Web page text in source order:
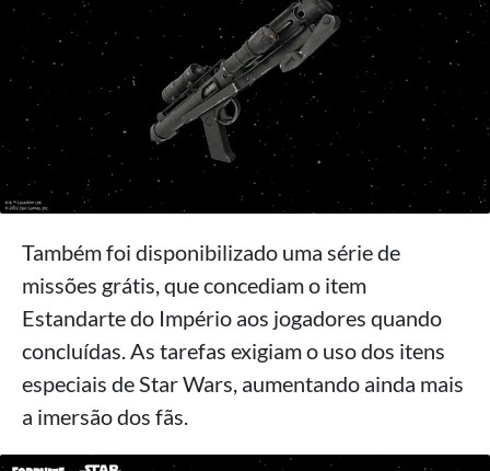
Também foi disponibilizado uma série de
missões grátis, que concediam o item
Estandarte do Império aos jogadores quando
concluídas. As tarefas exigiam o uso dos itens
especiais de Star Wars, aumentando ainda mais
a imersão dos fãs.